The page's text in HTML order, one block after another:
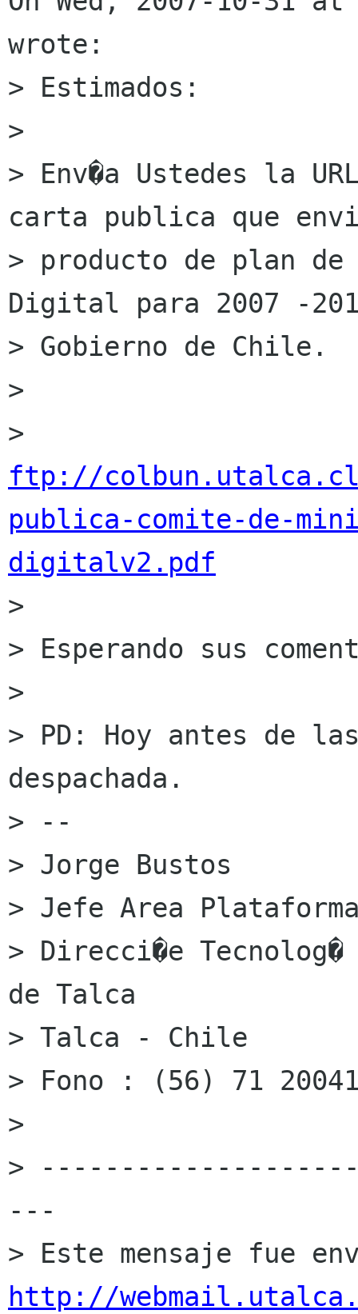
wrote:
> Estimados:
>
> Env�a Ustedes la
carta publica que
> producto de plan
Digital para 2007 -
> Gobierno de Chile.
>
ftp://
publica-comite-de-
digitalv2.pdf
>
> Esperando sus
>
> PD: Hoy antes de
despachada.
> --
> Jorge Bustos
> Jefe Area
> Direcci�e
de Talca
> Talca - Chile
> Fono : (56) 71
>
>
---
http://